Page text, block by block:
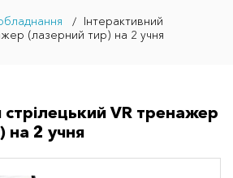
Інтерактивний
(лазерний тир) на 2 учня
стрілецький VR тренажер
на 2 учня